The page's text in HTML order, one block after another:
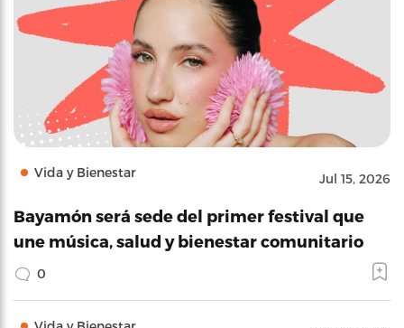
Vida y Bienestar Jul 15, 2026
Bayamón será sede del primer festival que
une música, salud y bienestar comunitario
0